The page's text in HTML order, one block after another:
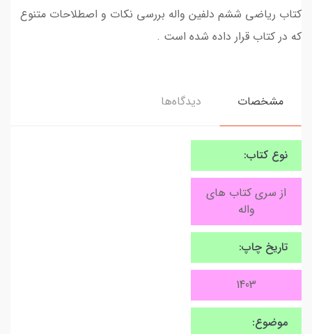
کتاب ریاضی ششم دلفین واله بررسی نکات و اصطلاحات متنوع
که در کتاب قرار داده شده است .
مشخصات دیدگاه‌ها
نوع کتاب:
از سری کتاب های
واله
تاریخ چاپ:
1403
موضوع: